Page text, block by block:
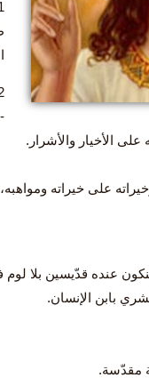
1- "تبارك الله
2- "باركنا في المسيح
الأخيار والأشرار.
على خيراته
بابن الإنسان.
مقدّسة.